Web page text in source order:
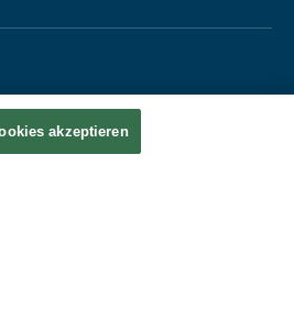
akzeptieren